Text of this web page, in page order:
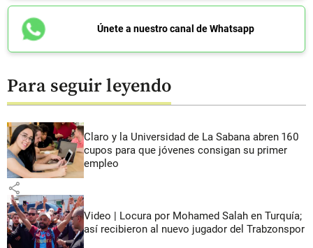
Únete a nuestro canal de Whatsapp
Para seguir leyendo
Claro y la Universidad de La Sabana abren 160
cupos para que jóvenes consigan su primer
empleo
share
Video | Locura por Mohamed Salah en Turquía;
así recibieron al nuevo jugador del Trabzonspor